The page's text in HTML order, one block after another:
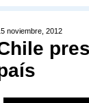
noviembre, 2012